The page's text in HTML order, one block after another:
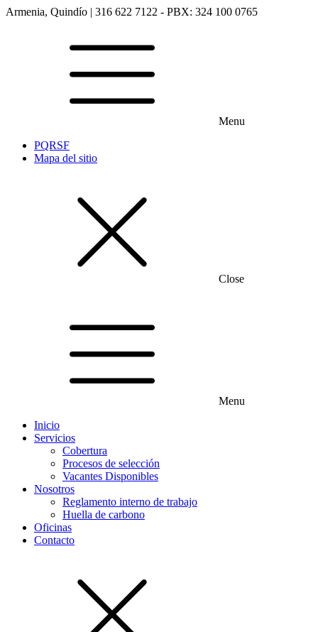
Armenia, Quindío | 316 622 7122 - PBX: 324 100 0765
Menu
PQRSF
Mapa del sitio
Close
Menu
Inicio
Servicios
Cobertura
Procesos de selección
Vacantes Disponibles
Nosotros
Reglamento interno de trabajo
Huella de carbono
Oficinas
Contacto